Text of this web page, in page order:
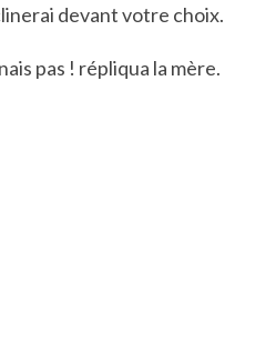
devant votre choix.
pas ! répliqua la mère.